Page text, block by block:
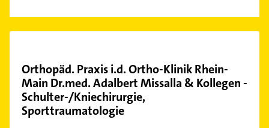
Orthopäd. Praxis i.d. Ortho-Klinik Rhein-
Main Dr.med. Adalbert Missalla & Kollegen -
Schulter-/Kniechirurgie,
Sporttraumatologie